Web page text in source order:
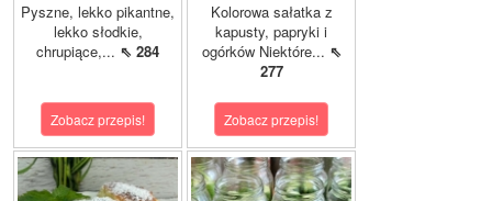
Pyszne, lekko pikantne,
lekko słodkie,
chrupiące,... ⇖ 284
Zobacz przepis!
Kolorowa sałatka z
kapusty, papryki i
ogórków Niektóre... ⇖
277
Zobacz przepis!